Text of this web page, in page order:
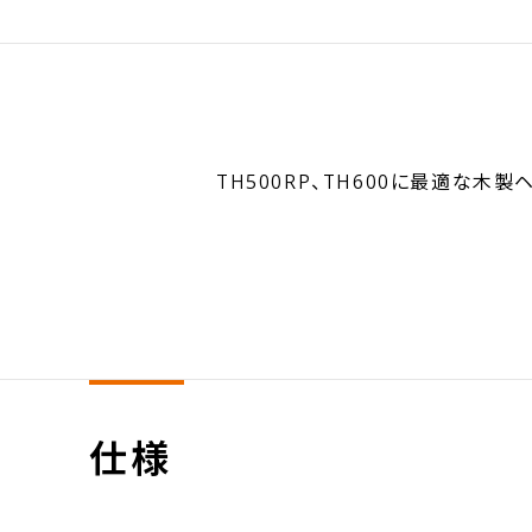
TH500RP、TH600に最適な木製ヘ
仕様